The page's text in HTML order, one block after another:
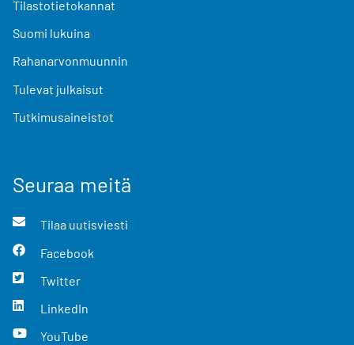
Tilastotietokannat
Suomi lukuina
Rahanarvonmuunnin
Tulevat julkaisut
Tutkimusaineistot
Seuraa meitä
Tilaa uutisviesti
Facebook
Twitter
LinkedIn
YouTube